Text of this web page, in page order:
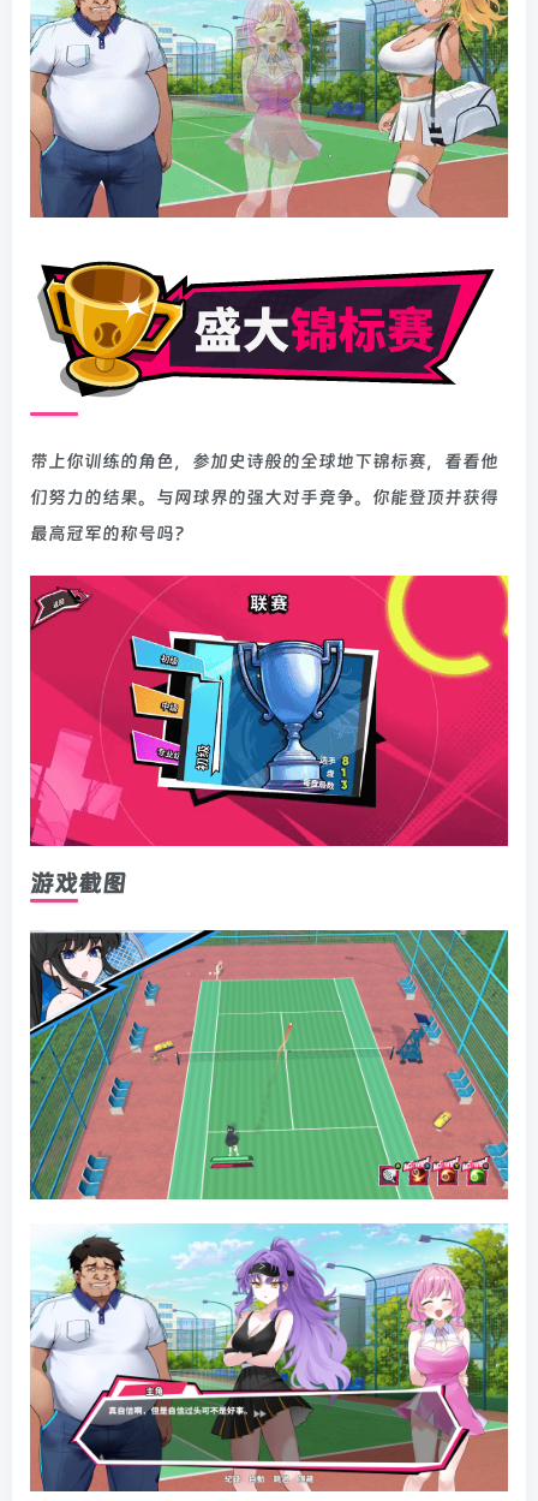
带上你训练的角色，参加史诗般的全球地下锦标赛，看看他
们努力的结果。与网球界的强大对手竞争。你能登顶并获得
最高冠军的称号吗？
游戏截图